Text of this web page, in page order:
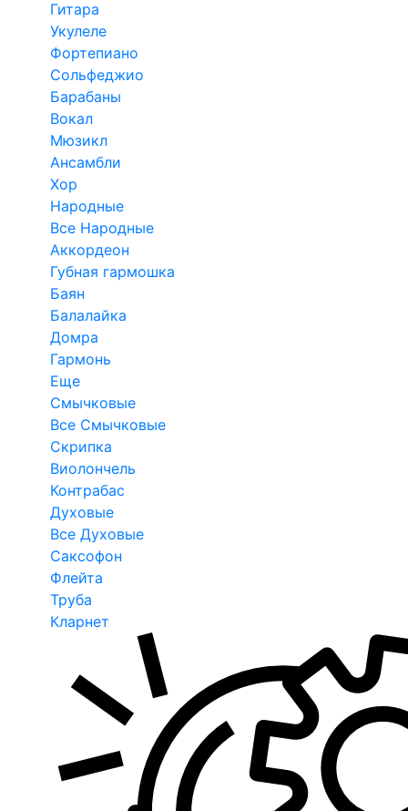
Гитара
Укулеле
Фортепиано
Сольфеджио
Барабаны
Вокал
Мюзикл
Ансамбли
Хор
Народные
Все Народные
Аккордеон
Губная гармошка
Баян
Балалайка
Домра
Гармонь
Еще
Смычковые
Все Смычковые
Скрипка
Виолончель
Контрабас
Духовые
Все Духовые
Саксофон
Флейта
Труба
Кларнет